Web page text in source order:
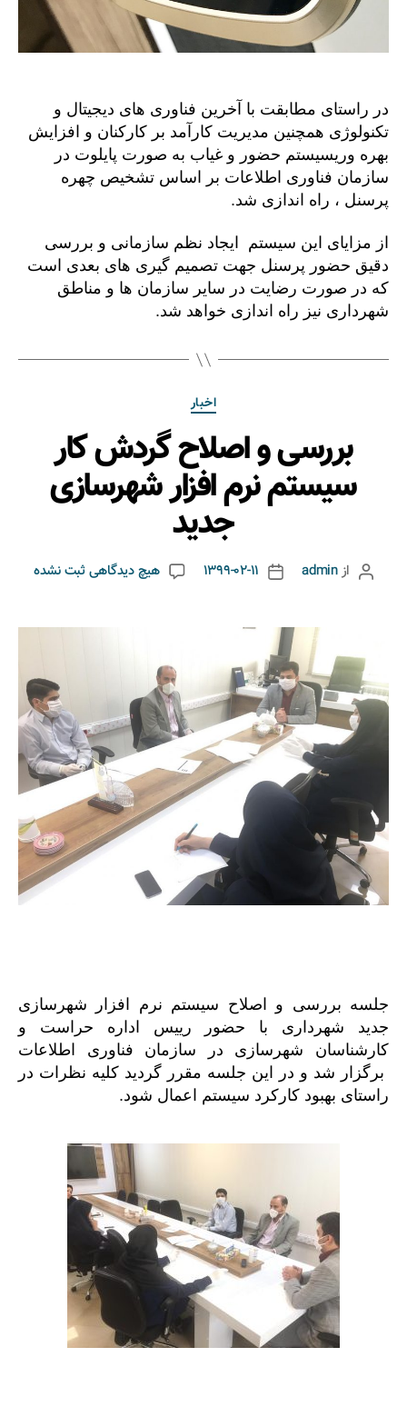
در راستای مطابقت با آخرین فناوری های دیجیتال و
تکنولوژی همچنین مدیریت کارآمد بر کارکنان و افزایش
بهره وریسیستم حضور و غیاب به صورت پایلوت در
سازمان فناوری اطلاعات بر اساس تشخیص چهره
پرسنل ، راه اندازی شد.
از مزایای این سیستم ایجاد نظم سازمانی و بررسی
دقیق حضور پرسنل جهت تصمیم گیری های بعدی است
که در صورت رضایت در سایر سازمان ها و مناطق
شهرداری نیز راه اندازی خواهد شد.
اخبار
بررسی و اصلاح گردش کار
سیستم نرم افزار شهرسازی
جدید
ازadmin
1399-02-11 هیچ دیدگاهیثبت نشده
جلسه بررسی و اصلاح سیستم نرم افزار شهرسازی
جدید شهرداری با حضور رییس اداره حراست و
کارشناسان شهرسازی در سازمان فناوری اطلاعات
برگزار شد و در این جلسه مقرر گردید کلیه نظرات در
راستای بهبود کارکرد سیستم اعمال شود.